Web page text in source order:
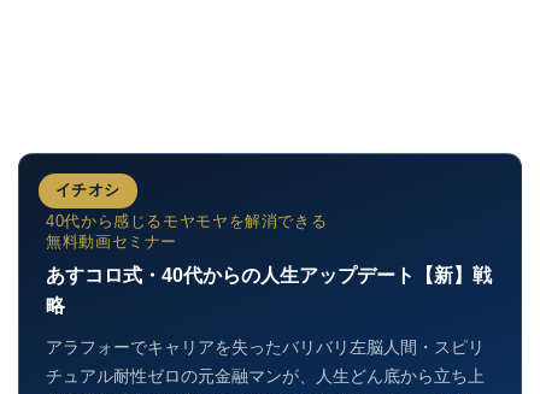
イチオシ
40代から感じるモヤモヤを解消できる
無料動画セミナー
あすコロ式・40代からの人生アップデート【新】戦
略
アラフォーでキャリアを失ったバリバリ左脳人間・スピリ
チュアル耐性ゼロの元金融マンが、人生どん底から立ち上